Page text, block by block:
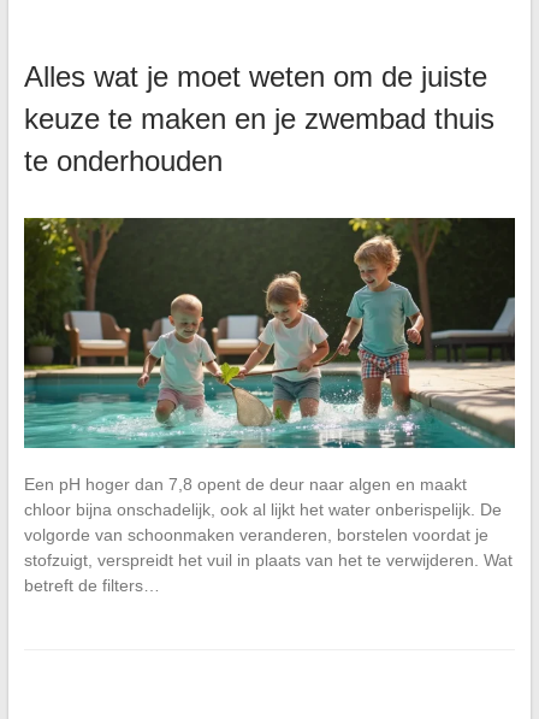
Alles wat je moet weten om de juiste
keuze te maken en je zwembad thuis
te onderhouden
Een pH hoger dan 7,8 opent de deur naar algen en maakt
chloor bijna onschadelijk, ook al lijkt het water onberispelijk. De
volgorde van schoonmaken veranderen, borstelen voordat je
stofzuigt, verspreidt het vuil in plaats van het te verwijderen. Wat
betreft de filters…